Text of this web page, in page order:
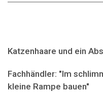
Katzenhaare und ein
Fachhändler: "Im
kleine Rampe bauen"